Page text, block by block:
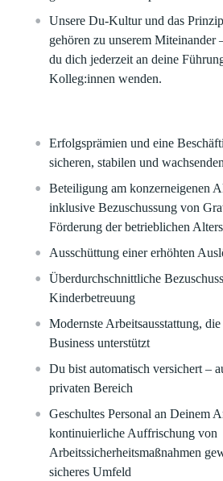
Unsere Du-Kultur und das
gehören zu unserem Miteinander
du dich jederzeit an deine
Kolleg:innen wenden.
Erfolgsprämien und eine
sicheren, stabilen und
Beteiligung am konzerneigenen
inklusive Bezuschussung von
Förderung der betrieblichen
Ausschüttung einer erhöhten
Überdurchschnittliche
Kinderbetreuung​
Modernste Arbeitsausstattung,
Business unterstützt
Du bist automatisch versichert –
privaten Bereich
Geschultes Personal an Deinem
kontinuierliche Auffrischung von
Arbeitssicherheitsmaßnahmen
sicheres Umfeld​​